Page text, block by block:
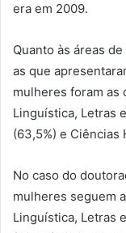
era em 2009.
Quanto às áreas
as que
mulheres foram as
Linguística, Letras
(63,5%) e Ciências
No caso do
mulheres seguem
Linguística, Letras